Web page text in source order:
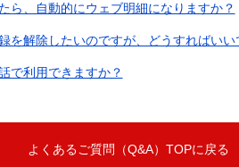
ら、自動的にウェブ明細になりますか？
を解除したいのですが、どうすればいい
で利用できますか？
よくあるご質問（Q&A）TOPに戻る